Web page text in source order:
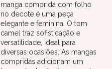
manga comprida com folho
no decote é uma peça
elegante e feminina. O tom
camel traz sofisticação e
versatilidade, ideal para
diversas ocasiões. As mangas
compridas adicionam um